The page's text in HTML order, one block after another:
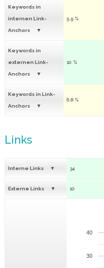
Keywords in
internen Link-
Anchors
5.9 %
Keywords in
externen Link-
Anchors
10 %
Keywords in Link-
Anchors
6.8 %
Links
Interne Links 34
Externe Links 10
30
40